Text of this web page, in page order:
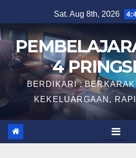
to
content
Sat. Aug 8th, 2026
4
BERDIKARI :
KEKELUARGAAN,